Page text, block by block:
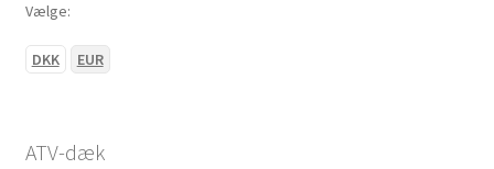
Vælge:
DKK EUR
ATV-dæk